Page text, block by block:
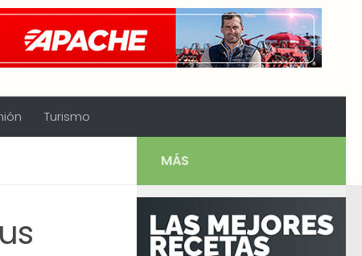
Turismo
MÁS